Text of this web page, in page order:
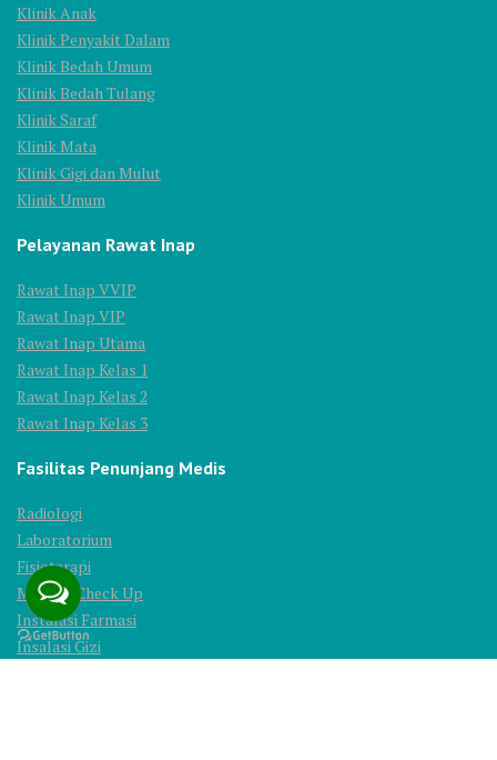
Klinik Anak
Klinik Penyakit Dalam
Klinik Bedah Umum
Klinik Bedah Tulang
Klinik Saraf
Klinik Mata
Klinik Gigi dan Mulut
Klinik Umum
Pelayanan Rawat Inap
Rawat Inap VVIP
Rawat Inap VIP
Rawat Inap Utama
Rawat Inap Kelas 1
Rawat Inap Kelas 2
Rawat Inap Kelas 3
Fasilitas Penunjang Medis
Radiologi
Laboratorium
Fisioterapi
Medical Check Up
Instalasi Farmasi
Insalasi Gizi